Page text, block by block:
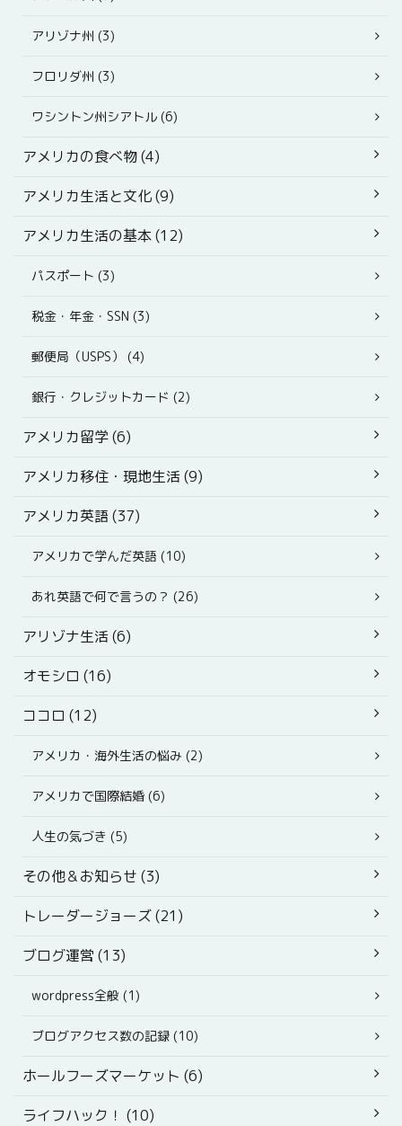
アリゾナ州 (3)
フロリダ州 (3)
ワシントン州シアトル (6)
アメリカの食べ物 (4)
アメリカ生活と文化 (9)
アメリカ生活の基本 (12)
パスポート (3)
税金・年金・SSN (3)
郵便局（USPS） (4)
銀行・クレジットカード (2)
アメリカ留学 (6)
アメリカ移住・現地生活 (9)
アメリカ英語 (37)
アメリカで学んだ英語 (10)
あれ英語で何で言うの？ (26)
アリゾナ生活 (6)
オモシロ (16)
ココロ (12)
アメリカ・海外生活の悩み (2)
アメリカで国際結婚 (6)
人生の気づき (5)
その他＆お知らせ (3)
トレーダージョーズ (21)
ブログ運営 (13)
wordpress全般 (1)
ブログアクセス数の記録 (10)
ホールフーズマーケット (6)
ライフハック！ (10)